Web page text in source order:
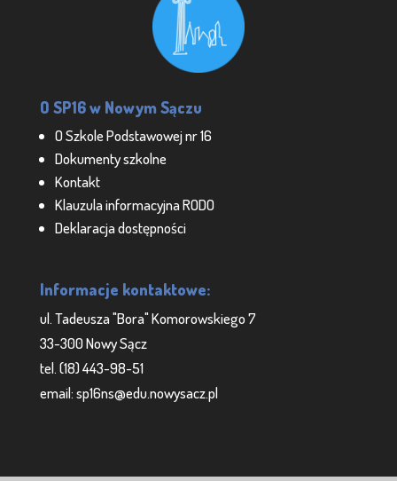
O SP16 w Nowym Sączu
O Szkole Podstawowej nr 16
Dokumenty szkolne
Kontakt
Klauzula informacyjna RODO
Deklaracja dostępności
Informacje kontaktowe:
ul. Tadeusza "Bora" Komorowskiego 7
33-300 Nowy Sącz
tel. (18) 443-98-51
email: sp16ns@edu.nowysacz.pl